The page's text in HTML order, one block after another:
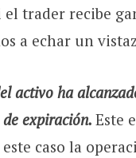
trader recibe
a echar un
activo ha
expiración. Este
caso la